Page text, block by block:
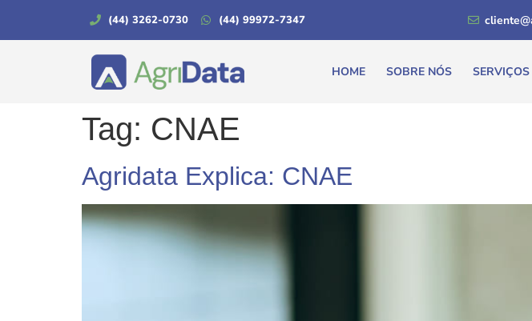
(44) 3262-0730 (44) 99972-7347
HOME SOBRE NÓS SERVIÇOS
Tag: CNAE
Agridata Explica: CNAE